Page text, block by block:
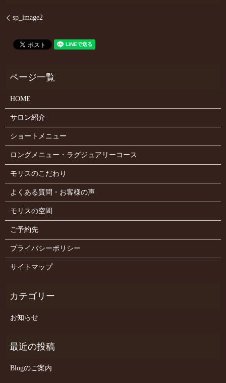
sp_image2
HOME
サロン紹介
ショートメニュー
ロングメニュー・ラグジュアリーコース
モリスのこだわり
よくある質問・お客様の声
モリスの空間
ご予約先
プライバシーポリシー
サイトマップ
お知らせ
Blogのご案内